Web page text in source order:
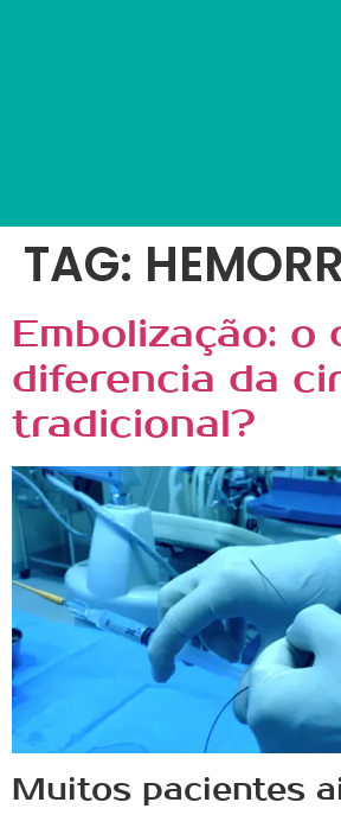
TAG:
Embolização: o
diferencia da
tradicional?
Muitos pacientes